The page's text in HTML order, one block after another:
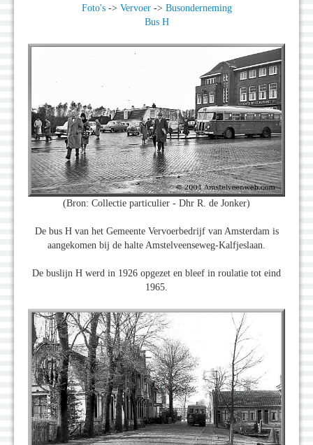
Foto's-> Vervoer-> Busonderneming
Bus H
(Bron: Collectie particulier - Dhr R. de Jonker)
De bus H van het Gemeente Vervoerbedrijf van Amsterdam is
aangekomen bij de halte Amstelveenseweg-Kalfjeslaan.
De buslijn H werd in 1926 opgezet en bleef in roulatie tot eind
1965.